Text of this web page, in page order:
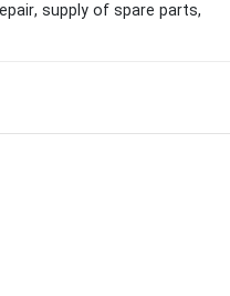
supply of spare parts,